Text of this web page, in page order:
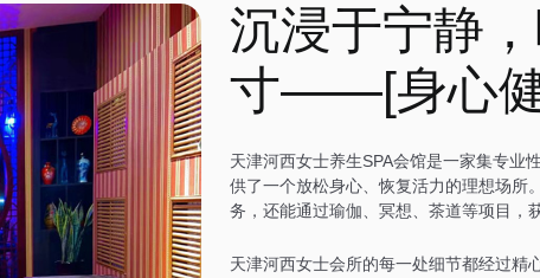
米，让人在享受桑拿的同时，也能感受到古典的宁静。水
疗区域则配备了舒适的按摩床和私人浴缸，每个房间都经
过精心布置，搭配中式风格的装饰，营造出一种温馨而舒
适的感觉。在这里，每一次放松都是一场诗意的旅行。
沉浸于宁静
寸——[身心
天津河西女士养生SPA会馆是一家集专业
供了一个放松身心、恢复活力的理想场所
务，还能通过瑜伽、冥想、茶道等项目，
天津河西女士会所的每一处细节都经过精